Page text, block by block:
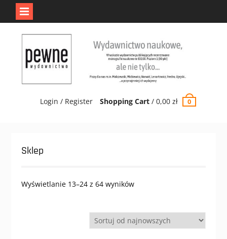
Login / Register Shopping Cart /0,00zł 0
Sklep
Wyświetlanie 13–24 z 64 wyników